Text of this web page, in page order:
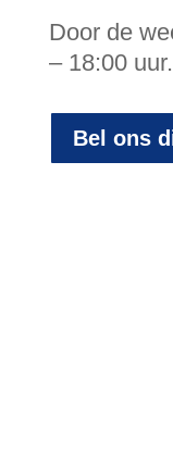
Door de
– 18:00 uur.
Bel ons